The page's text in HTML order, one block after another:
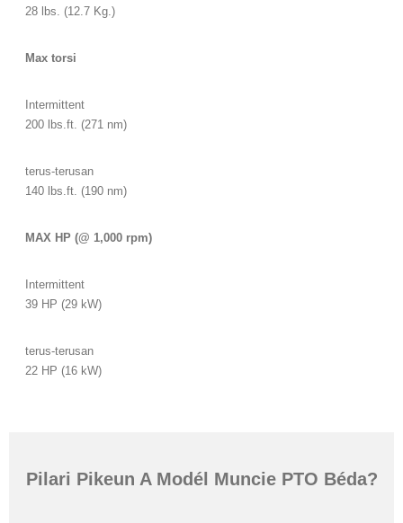
28 lbs. (12.7 Kg.)
Max torsi
Intermittent
200 lbs.ft. (271 nm)
terus-terusan
140 lbs.ft. (190 nm)
MAX HP (@ 1,000 rpm)
Intermittent
39 HP (29 kW)
terus-terusan
22 HP (16 kW)
Pilari Pikeun A Modél Muncie PTO Béda?